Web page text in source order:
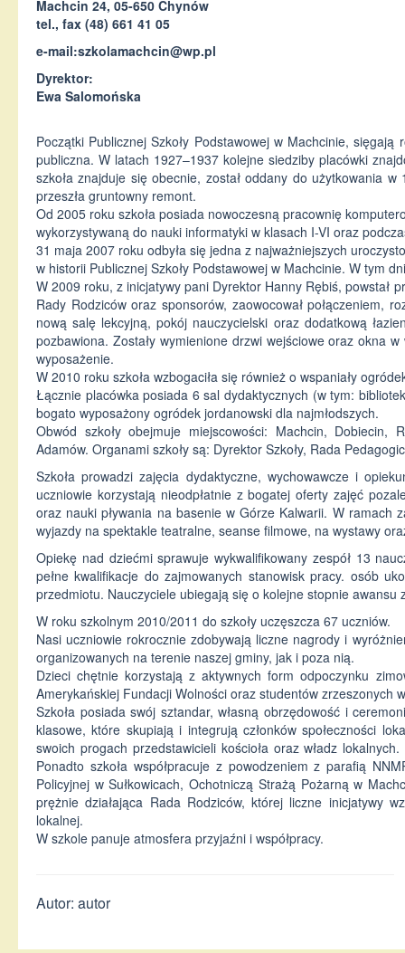
Machcin 24, 05-650 Chynów
tel., fax (48) 661 41 05
e-mail:szkolamachcin@wp.pl
Dyrektor:
Ewa Salomońska
Początki Publicznej Szkoły Podstawowej w Machcinie,
publiczna. W latach 1927–1937 kolejne siedziby placówki
szkoła znajduje się obecnie, został oddany do użytkowania
przeszła gruntowny remont.
Od 2005 roku szkoła posiada nowoczesną pracownię
wykorzystywaną do nauki informatyki w klasach I-VI oraz
31 maja 2007 roku odbyła się jedna z najważniejszych
w historii Publicznej Szkoły Podstawowej w Machcinie. W tym
W 2009 roku, z inicjatywy pani Dyrektor Hanny Rębiś, powstał
Rady Rodziców oraz sponsorów, zaowocował połączeniem,
nową salę lekcyjną, pokój nauczycielski oraz dodatkową
pozbawiona. Zostały wymienione drzwi wejściowe oraz okna
wyposażenie.
W 2010 roku szkoła wzbogaciła się również o wspaniały
Łącznie placówka posiada 6 sal dydaktycznych (w tym:
bogato wyposażony ogródek jordanowski dla najmłodszych.
Obwód szkoły obejmuje miejscowości: Machcin, Dobiecin,
Adamów. Organami szkoły są: Dyrektor Szkoły, Rada
Szkoła prowadzi zajęcia dydaktyczne, wychowawcze i
uczniowie korzystają nieodpłatnie z bogatej oferty zajęć
oraz nauki pływania na basenie w Górze Kalwarii. W ramach
wyjazdy na spektakle teatralne, seanse filmowe, na wystawy
Opiekę nad dziećmi sprawuje wykwalifikowany zespół 13
pełne kwalifikacje do zajmowanych stanowisk pracy. osób
przedmiotu. Nauczyciele ubiegają się o kolejne stopnie awansu
W roku szkolnym 2010/2011 do szkoły uczęszcza 67 uczniów.
Nasi uczniowie rokrocznie zdobywają liczne nagrody i
organizowanych na terenie naszej gminy, jak i poza nią.
Dzieci chętnie korzystają z aktywnych form odpoczynku
Amerykańskiej Fundacji Wolności oraz studentów zrzeszonych
Szkoła posiada swój sztandar, własną obrzędowość i
klasowe, które skupiają i integrują członków społeczności
swoich progach przedstawicieli kościoła oraz władz
Ponadto szkoła współpracuje z powodzeniem z parafią
Policyjnej w Sułkowicach, Ochotniczą Strażą Pożarną w
prężnie działająca Rada Rodziców, której liczne inicjatywy
lokalnej.
W szkole panuje atmosfera przyjaźni i współpracy.
Autor: autor